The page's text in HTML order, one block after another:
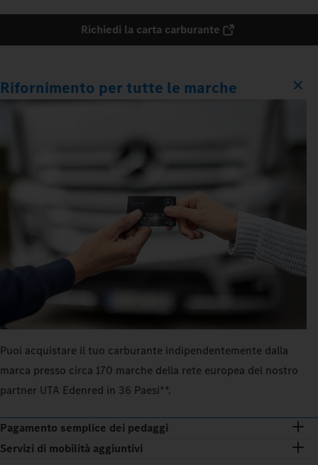
Richiedi la carta carburante
Rifornimento per tutte le marche
Puoi acquistare il tuo carburante indipendentemente dalla
marca presso circa 170 marche della rete europea del nostro
partner UTA Edenred in 36 Paesi**.
Pagamento semplice dei pedaggi
Servizi di mobilità aggiuntivi